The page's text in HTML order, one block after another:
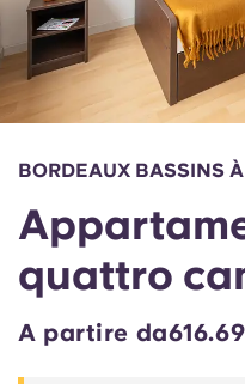
Account
Seleziona un paese
Accedi
Portuguese
BORDEAUX BASSINS
quattro
A partire